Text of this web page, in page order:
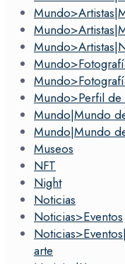
Mundo>Perfil de
Mundo|Mundo
Mundo|Mundo
Museos
NFT
Night
Noticias
Noticias>Eventos
arte